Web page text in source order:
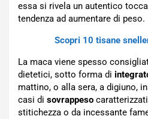
essa si rivela un autentico
tendenza ad aumentare di peso.
Scopri 10 tisane
La maca viene spesso
dietetici, sotto forma di
mattino, o alla sera, a digiuno,
casi di sovrappeso
stitichezza o da incessante